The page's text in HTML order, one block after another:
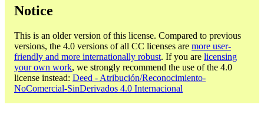
Notice
This is an older version of this license. Compared to previous
versions, the 4.0 versions of all CC licenses are more user-
friendly and more internationally robust. If you are licensing
your own work, we strongly recommend the use of the 4.0
license instead: Deed - Atribución/Reconocimiento-
NoComercial-SinDerivados 4.0 Internacional